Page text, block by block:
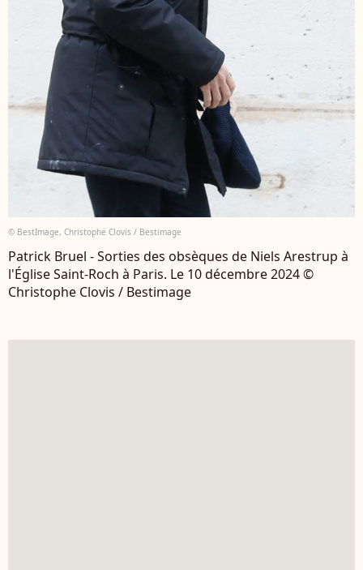
© BestImage, Christophe Clovis / Bestimage
Patrick Bruel - Sorties des obsèques de Niels Arestrup à
l'Église Saint-Roch à Paris. Le 10 décembre 2024 ©
Christophe Clovis / Bestimage